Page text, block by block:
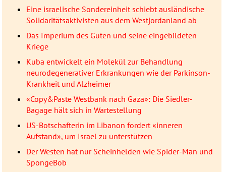
Eine israelische Sondereinheit schiebt ausländische
Solidaritätsaktivisten aus dem Westjordanland ab
Das Imperium des Guten und seine eingebildeten
Kriege
Kuba entwickelt ein Molekül zur Behandlung
neurodegenerativer Erkrankungen wie der Parkinson-
Krankheit und Alzheimer
«Copy&Paste Westbank nach Gaza»: Die Siedler-
Bagage hält sich in Wartestellung
US-Botschafterin im Libanon fordert «inneren
Aufstand», um Israel zu unterstützen
Der Westen hat nur Scheinhelden wie Spider-Man und
SpongeBob